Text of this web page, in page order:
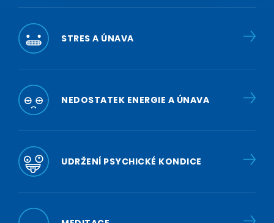
STRES A ÚNAVA
NEDOSTATEK ENERGIE A ÚNAVA
UDRŽENÍ PSYCHICKÉ KONDICE